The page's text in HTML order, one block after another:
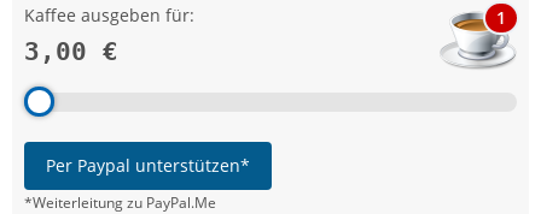
Kaffee ausgeben für:
3,00 €
1
Per Paypal unterstützen*
*Weiterleitung zu PayPal.Me